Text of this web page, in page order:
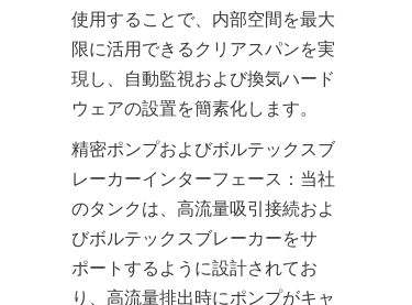
使用することで、内部空間を最大
限に活用できるクリアスパンを実
現し、自動監視および換気ハード
ウェアの設置を簡素化します。
精密ポンプおよびボルテックスブ
レーカーインターフェース：当社
のタンクは、高流量吸引接続およ
びボルテックスブレーカーをサ
ポートするように設計されてお
り、高流量排出時にポンプがキャ